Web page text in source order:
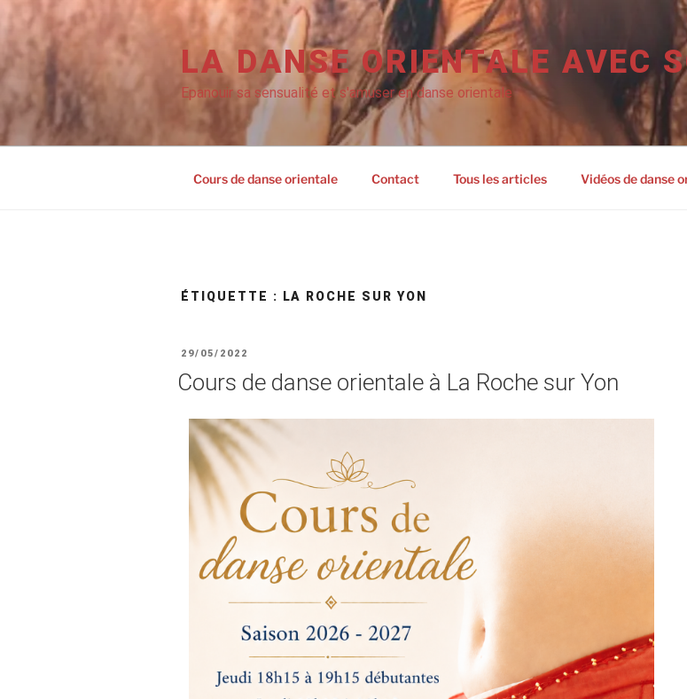
au
contenu
principal
LA DANSE ORIENTALE AVEC
Epanouir sa sensualité et s'amuser en danse orientale
Cours de danse orientale Contact Tous les articles Vidéos de danse
ÉTIQUETTE : LA ROCHE SUR YON
PUBLIÉ
LE
29/05/2022
Cours de danse orientale à La Roche sur Yon